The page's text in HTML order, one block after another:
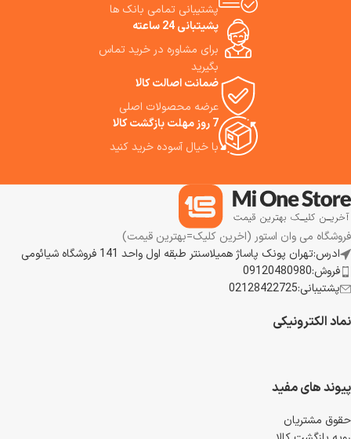
پشتیبانی تمامی بانک ها
پشیتبانی 24 ساعته
برای مشاوره در خرید تماس
بگیرید
ضمانت اصالت کالا
عرضه محصولات اصلی
7 روز مهلت بازگشت کالا
با خیال آسوده خرید کنید
فروشگاه می وان استور (اخرین کلیک=بهترین قیمت)
ادرس:تهران پونک پاساژ همیلاسنتر طبقه اول واحد 141 فروشگاه شیائومی
فروش:09120480980
پشتیبانی:02128422725
نماد الکترونیکی
پیوند های مفید
حقوق مشتریان